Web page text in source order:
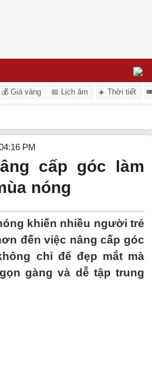
💰 Giá vàng 📅 Lịch âm ☀️ Thời tiết
PM
cấp góc làm
nóng
khiến nhiều người trẻ
đến việc nâng cấp góc
chỉ để đẹp mắt mà
gàng và dễ tập trung